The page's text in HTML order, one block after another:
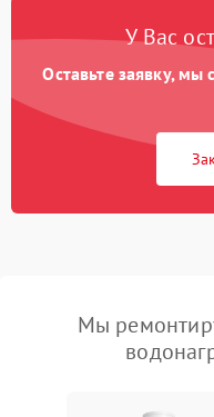
У Вас
Оставьте заявку,
Мы